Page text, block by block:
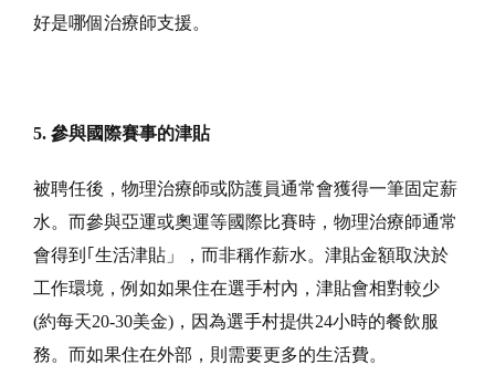
好是哪個治療師支援。
5. 參與國際賽事的津貼
被聘任後，物理治療師或防護員通常會獲得一筆固定薪
水。而參與亞運或奧運等國際比賽時，物理治療師通常
會得到｢生活津貼」，而非稱作薪水。津貼金額取決於
工作環境，例如如果住在選手村內，津貼會相對較少
(約每天20-30美金)，因為選手村提供24小時的餐飲服
務。而如果住在外部，則需要更多的生活費。